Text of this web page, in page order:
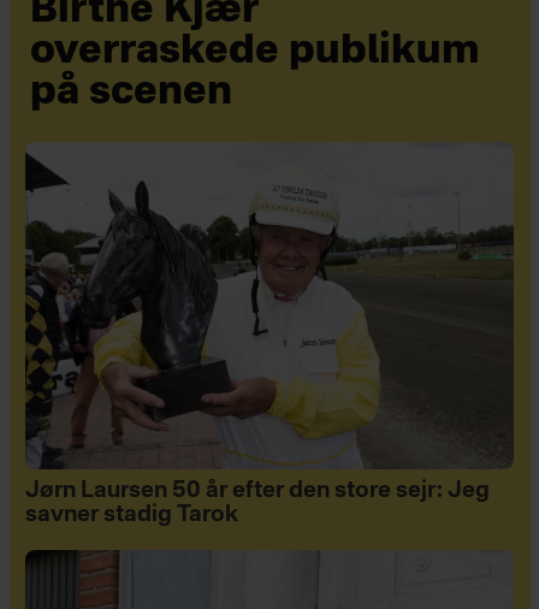
Birthe Kjær
overraskede publikum
på scenen
Jørn Laursen 50 år efter den store sejr: Jeg
savner stadig Tarok